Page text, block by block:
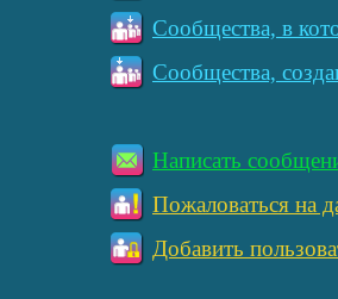
Сообщества, в
Сообщества,
Написать
Пожаловаться на
Добавить